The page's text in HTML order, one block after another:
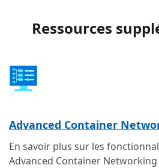
Ressources
Advanced Container
En savoir plus sur les
Advanced Container Networking